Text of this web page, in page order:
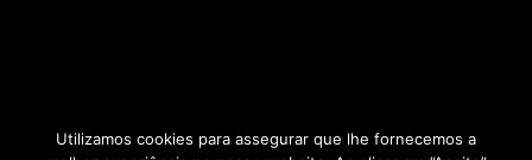
Utilizamos cookies para assegurar que lhe fornecemos a